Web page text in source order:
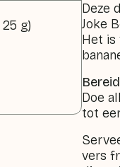
g)
Deze
Joke
Het is
Doe
tot
vers